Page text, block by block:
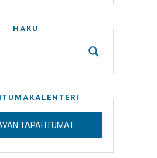
HAKU
TAPAHTUMAT